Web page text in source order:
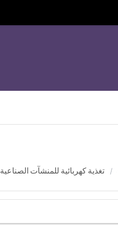
تغذية كهربائية للمنشآت الصناعية